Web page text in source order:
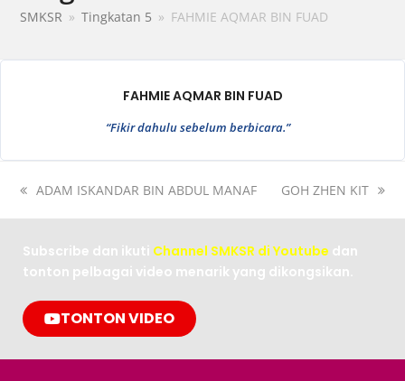
SMKSR » Tingkatan 5 » FAHMIE AQMAR BIN FUAD
FAHMIE AQMAR BIN FUAD
“Fikir dahulu sebelum berbicara.”
ADAM ISKANDAR BIN ABDUL MANAF GOH ZHEN KIT
Subscribe dan ikuti Channel SMKSR di Youtube dan
tonton pelbagai video menarik yang dikongsikan.
TONTON VIDEO